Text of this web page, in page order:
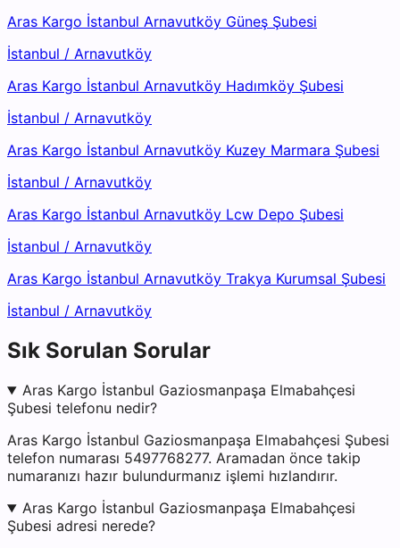
Aras Kargo İstanbul Arnavutköy Güneş Şubesi
İstanbul / Arnavutköy
Aras Kargo İstanbul Arnavutköy Hadımköy Şubesi
İstanbul / Arnavutköy
Aras Kargo İstanbul Arnavutköy Kuzey Marmara Şubesi
İstanbul / Arnavutköy
Aras Kargo İstanbul Arnavutköy Lcw Depo Şubesi
İstanbul / Arnavutköy
Aras Kargo İstanbul Arnavutköy Trakya Kurumsal Şubesi
İstanbul / Arnavutköy
Sık Sorulan Sorular
Aras Kargo İstanbul Gaziosmanpaşa Elmabahçesi
Şubesi telefonu nedir?
Aras Kargo İstanbul Gaziosmanpaşa Elmabahçesi Şubesi
telefon numarası 5497768277. Aramadan önce takip
numaranızı hazır bulundurmanız işlemi hızlandırır.
Aras Kargo İstanbul Gaziosmanpaşa Elmabahçesi
Şubesi adresi nerede?